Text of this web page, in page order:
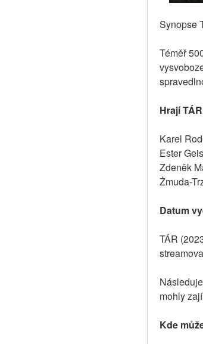
Synopse
Téměř
Hrají
Karel
Ester
Zdeněk
Żmuda-
Datum
TÁR
mohly
Kde